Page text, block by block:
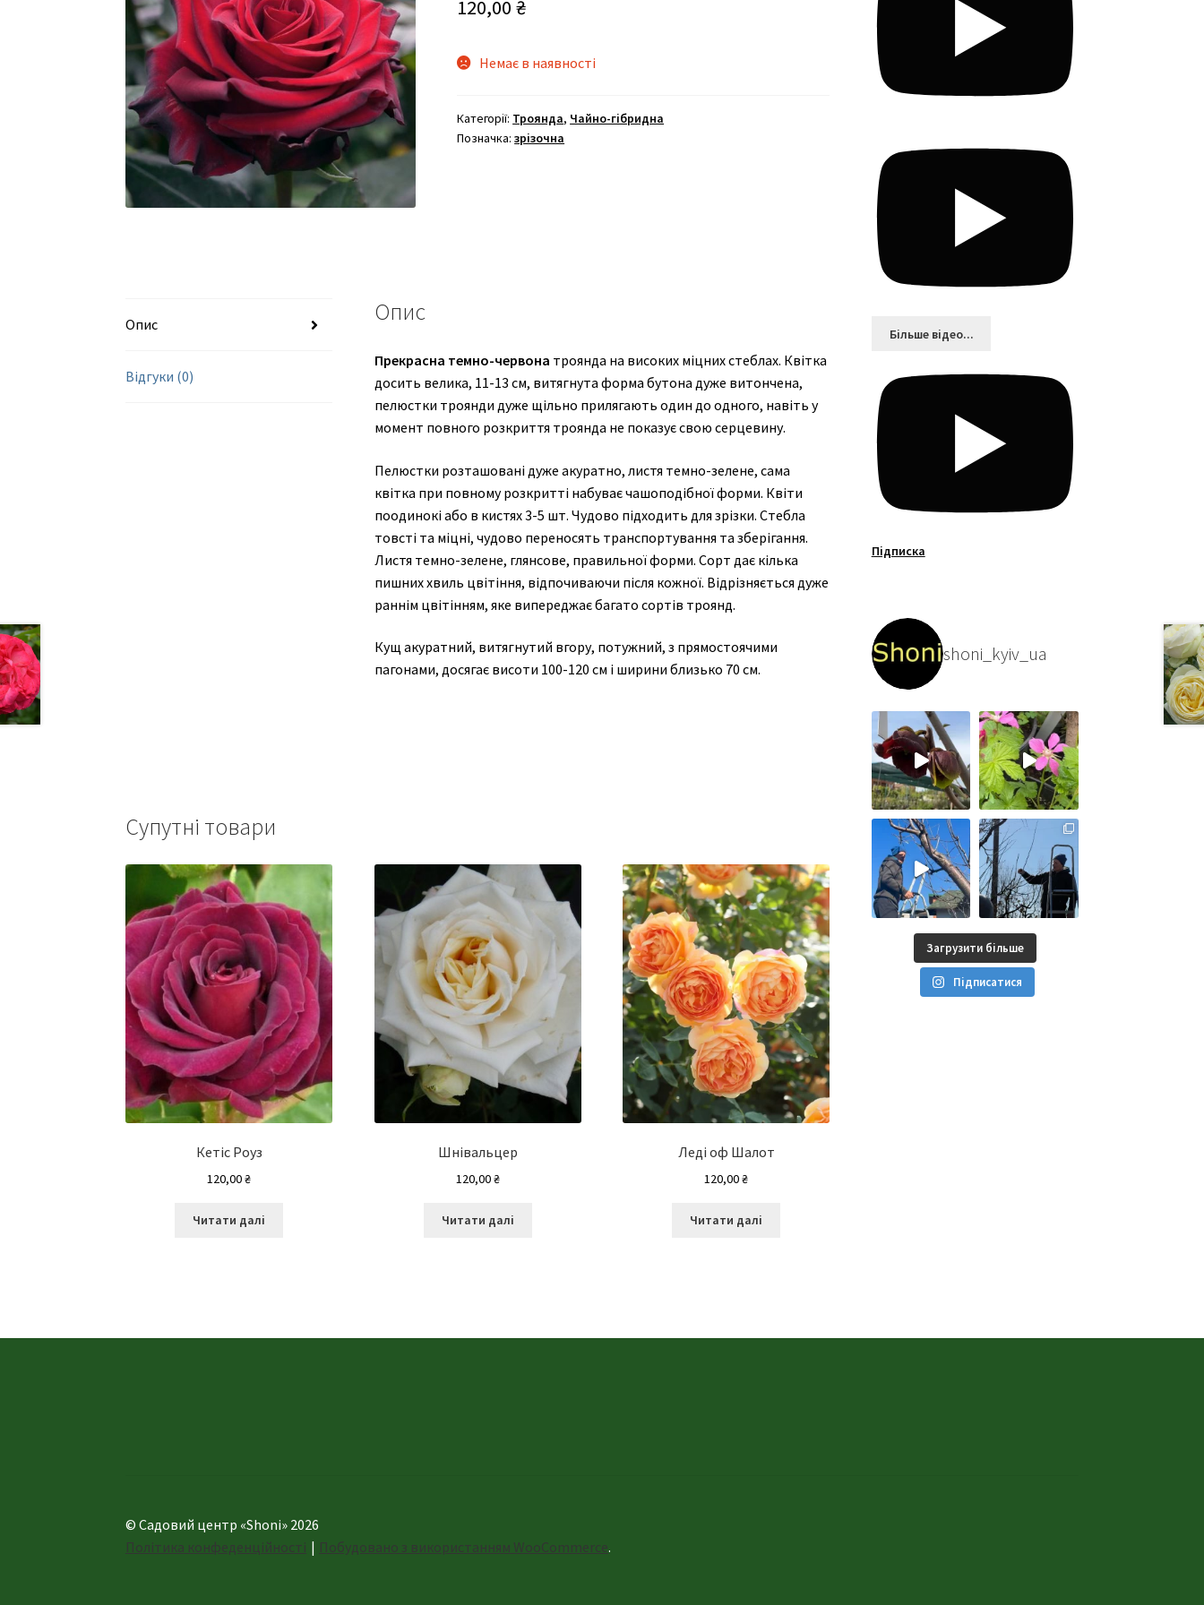
120,00₴
Немає в наявності
Категорії: Троянда, Чайно-гібридна
Позначка:зрізочна
Опис
Відгуки (0)
Опис
Прекрасна темно-червона троянда на високих міцних стеблах. Квітка
досить велика, 11-13 см, витягнута форма бутона дуже витончена,
пелюстки троянди дуже щільно прилягають один до одного, навіть у
момент повного розкриття троянда не показує свою серцевину.
Пелюстки розташовані дуже акуратно, листя темно-зелене, сама
квітка при повному розкритті набуває чашоподібної форми. Квіти
поодинокі або в кистях 3-5 шт. Чудово підходить для зрізки. Стебла
товсті та міцні, чудово переносять транспортування та зберігання.
Листя темно-зелене, глянсове, правильної форми. Сорт дає кілька
пишних хвиль цвітіння, відпочиваючи після кожної. Відрізняється дуже
раннім цвітінням, яке випереджає багато сортів троянд.
Кущ акуратний, витягнутий вгору, потужний, з прямостоячими
пагонами, досягає висоти 100-120 см і ширини близько 70 см.
Супутні товари
Кетіс Роуз
120,00₴
Читати далі
Шнівальцер
120,00₴
Читати далі
Леді оф Шалот
120,00₴
Читати далі
Більшe відео...
Підписка
shoni_kyiv_ua
Загрузити більше
Підписатися
© Садовий центр «Shoni» 2026
Політика конфеденційності
Побудовано з використанням WooCommerce.